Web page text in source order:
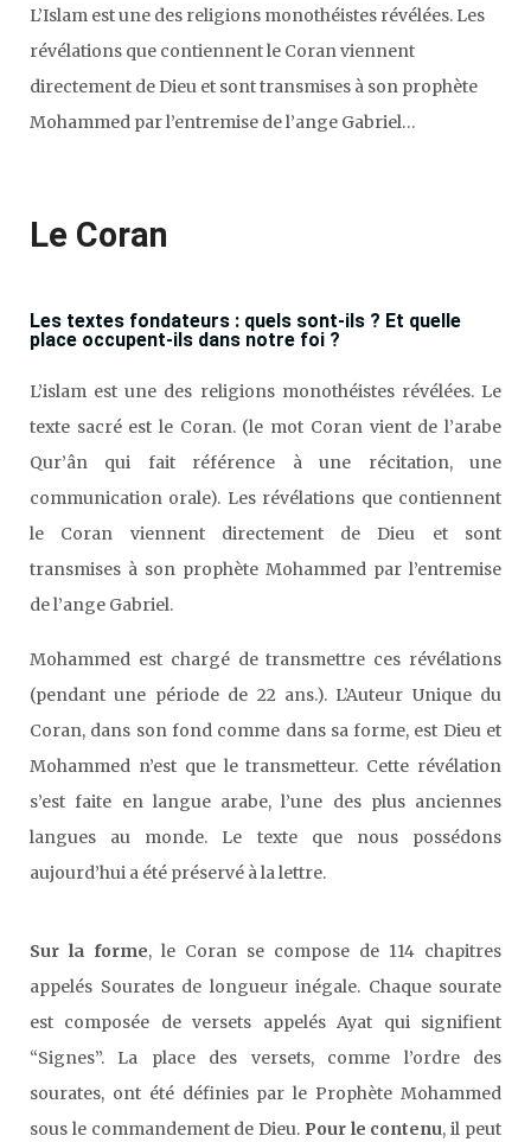
L’Islam est une des religions monothéistes révélées. Les
révélations que contiennent le Coran viennent
directement de Dieu et sont transmises à son prophète
Mohammed par l’entremise de l’ange Gabriel…
Le Coran
Les textes fondateurs : quels sont-ils ? Et quelle
place occupent-ils dans notre foi ?
L’islam est une des religions monothéistes révélées. Le
texte sacré est le Coran. (le mot Coran vient de l’arabe
Qur’ân qui fait référence à une récitation, une
communication orale). Les révélations que contiennent
le Coran viennent directement de Dieu et sont
transmises à son prophète Mohammed par l’entremise
de l’ange Gabriel.
Mohammed est chargé de transmettre ces révélations
(pendant une période de 22 ans.). L’Auteur Unique du
Coran, dans son fond comme dans sa forme, est Dieu et
Mohammed n’est que le transmetteur. Cette révélation
s’est faite en langue arabe, l’une des plus anciennes
langues au monde. Le texte que nous possédons
aujourd’hui a été préservé à la lettre.
Sur la forme, le Coran se compose de 114 chapitres
appelés Sourates de longueur inégale. Chaque sourate
est composée de versets appelés Ayat qui signifient
“Signes”. La place des versets, comme l’ordre des
sourates, ont été définies par le Prophète Mohammed
sous le commandement de Dieu. Pour le contenu, il peut